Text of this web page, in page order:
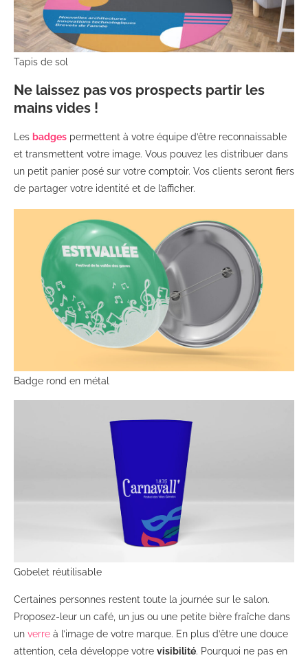
Tapis de sol
Ne laissez pas vos prospects partir les
mains vides !
Les badges permettent à votre équipe d’être reconnaissable
et transmettent votre image. Vous pouvez les distribuer dans
un petit panier posé sur votre comptoir. Vos clients seront fiers
de partager votre identité et de l’afficher.
Badge rond en métal
Gobelet réutilisable
Certaines personnes restent toute la journée sur le salon.
Proposez-leur un café, un jus ou une petite bière fraîche dans
un verre à l’image de votre marque. En plus d’être une douce
attention, cela développe votre visibilité. Pourquoi ne pas en